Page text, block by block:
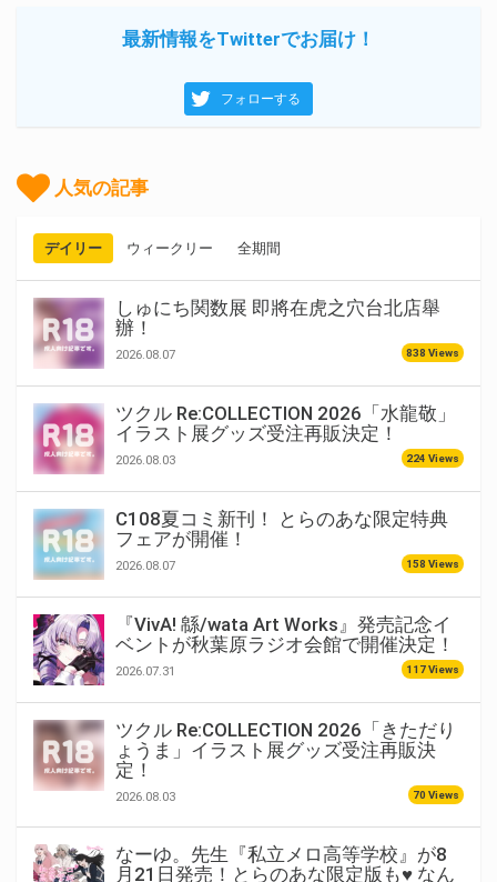
最新情報をTwitterでお届け！
フォローする
人気の記事
デイリー ウィークリー 全期間
しゅにち関数展 即將在虎之穴台北店舉
辦！
2026.08.07 838 Views
ツクル Re:COLLECTION 2026「水龍敬」
イラスト展グッズ受注再販決定！
2026.08.03 224 Views
C108夏コミ新刊！ とらのあな限定特典
フェアが開催！
2026.08.07 158 Views
『VivA! 緜/wata Art Works』発売記念イ
ベントが秋葉原ラジオ会館で開催決定！
2026.07.31 117 Views
ツクル Re:COLLECTION 2026「きただり
ょうま」イラスト展グッズ受注再販決
定！
2026.08.03 70 Views
なーゆ。先生『私立メロ高等学校』が8
月21日発売！とらのあな限定版も♥ なん